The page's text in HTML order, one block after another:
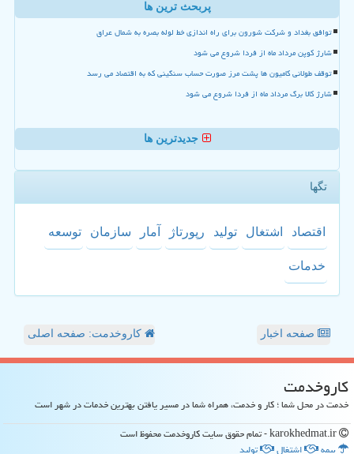
پربحث ترین ها
توافق بغداد و شرکت شورون برای راه اندازی خط لوله بصره به شمال عراق
شارژ کوپن مرداد ماه از فردا شروع می شود
توقف طولانی کامیون ها پشت مرز صورت حساب سنگینی که به اقتصاد می رسد
شارژ کالا برگ مرداد ماه از فردا شروع می شود
جدیدترین ها
تگها
اقتصاد اشتغال تولید رپورتاژ آمار سازمان توسعه
خدمات
صفحه اخبار کاروخدمت: صفحه اصلی
كاروخدمت
خدمت در محل شما ؛ کار و خدمت، همراه شما در مسیر یافتن بهترین خدمات در شهر است
بیمه
اشتغال تولید